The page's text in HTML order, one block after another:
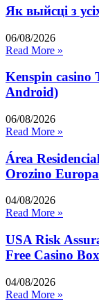
Як выйсці з
06/08/2026
Read More »
Kenspin casino
Android)
06/08/2026
Read More »
Área
Orozino
04/08/2026
Read More »
USA Risk
Free Casino
04/08/2026
Read More »